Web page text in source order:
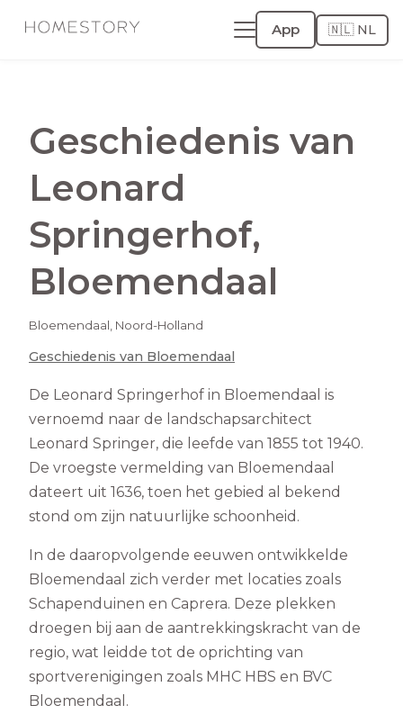
App 🇳🇱 NL
Geschiedenis van
Leonard
Springerhof,
Bloemendaal
Bloemendaal, Noord-Holland
Geschiedenis van Bloemendaal
De Leonard Springerhof in Bloemendaal is
vernoemd naar de landschapsarchitect
Leonard Springer, die leefde van 1855 tot 1940.
De vroegste vermelding van Bloemendaal
dateert uit 1636, toen het gebied al bekend
stond om zijn natuurlijke schoonheid.
In de daaropvolgende eeuwen ontwikkelde
Bloemendaal zich verder met locaties zoals
Schapenduinen en Caprera. Deze plekken
droegen bij aan de aantrekkingskracht van de
regio, wat leidde tot de oprichting van
sportverenigingen zoals MHC HBS en BVC
Bloemendaal.